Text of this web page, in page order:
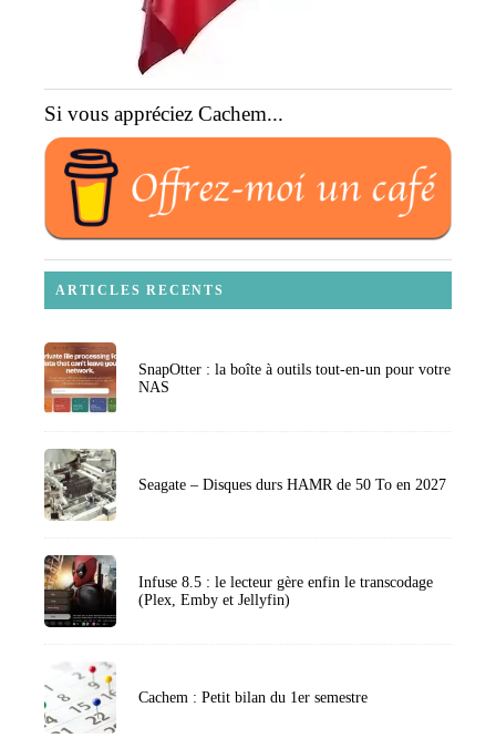
Si vous appréciez Cachem...
ARTICLES RECENTS
SnapOtter : la boîte à outils tout-en-un pour votre
NAS
Seagate – Disques durs HAMR de 50 To en 2027
Infuse 8.5 : le lecteur gère enfin le transcodage
(Plex, Emby et Jellyfin)
Cachem : Petit bilan du 1er semestre